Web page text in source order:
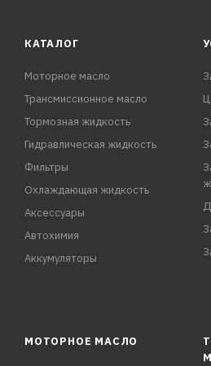
КАТАЛОГ
Моторное масло
Трансмиссионное масло
Тормозная жидкость
Гидравлическая жидкость
Фильтры
Охлаждающая жидкость
Аксессуары
Автохимия
Аккумуляторы
МОТОРНОЕ МАСЛО